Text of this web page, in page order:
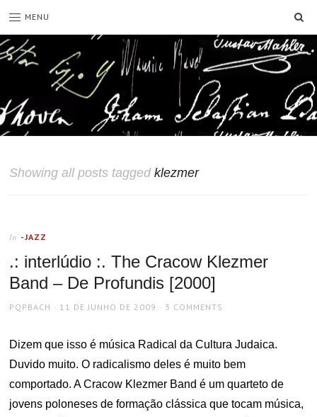
MENU
Showing all posts taggedklezmer
In -JAZZ
.: interlúdio :. The Cracow Klezmer
Band – De Profundis [2000]
AUTHOR
PQPBACH
POSTED
11 DE JUNHO DE 2009 3 COMMENTS
Dizem que isso é música Radical da Cultura Judaica.
Duvido muito. O radicalismo deles é muito bem
comportado. A Cracow Klezmer Band é um quarteto de
jovens poloneses de formação clássica que tocam música,